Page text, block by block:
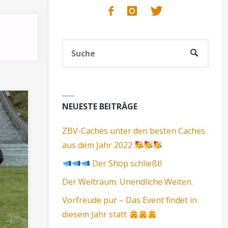
SUCHE
NEUESTE BEITRÄGE
ZBV-Caches unter den besten Caches
aus dem Jahr 2022
Der Shop schließt!
Der Weltraum. Unendliche Weiten.
Vorfreude pur – Das Event findet in
diesem Jahr statt